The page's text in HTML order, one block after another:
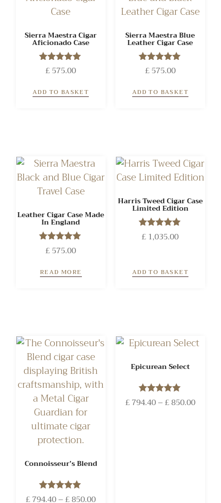
Sierra Maestra Cigar
Aficionado Case
Rated
5.00
£575.00
ADD TO BASKET
Sierra Maestra Blue
Leather Cigar Case
Rated
5.00
£575.00
ADD TO BASKET
Leather Cigar Case Made
In England
Rated
5.00
£575.00
READ MORE
Harris Tweed Cigar Case
Limited Edition
Rated
5.00
£ 1,035.00
ADD TO BASKET
Connoisseur’s Blend
Rated
£794.40–£850.00
Epicurean Select
Rated
5.00
£794.40–£850.00